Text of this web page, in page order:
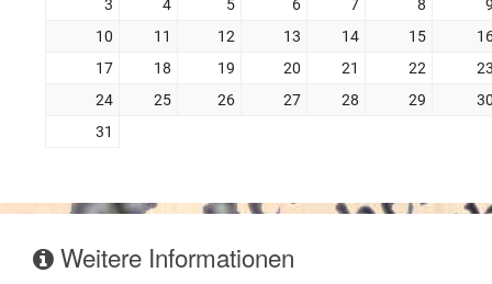
3
4 5 6 7 8
10
11 12 13 14 15
17
18 19 20 21 22
24
25 26 27 28 29
31
Weitere Informationen